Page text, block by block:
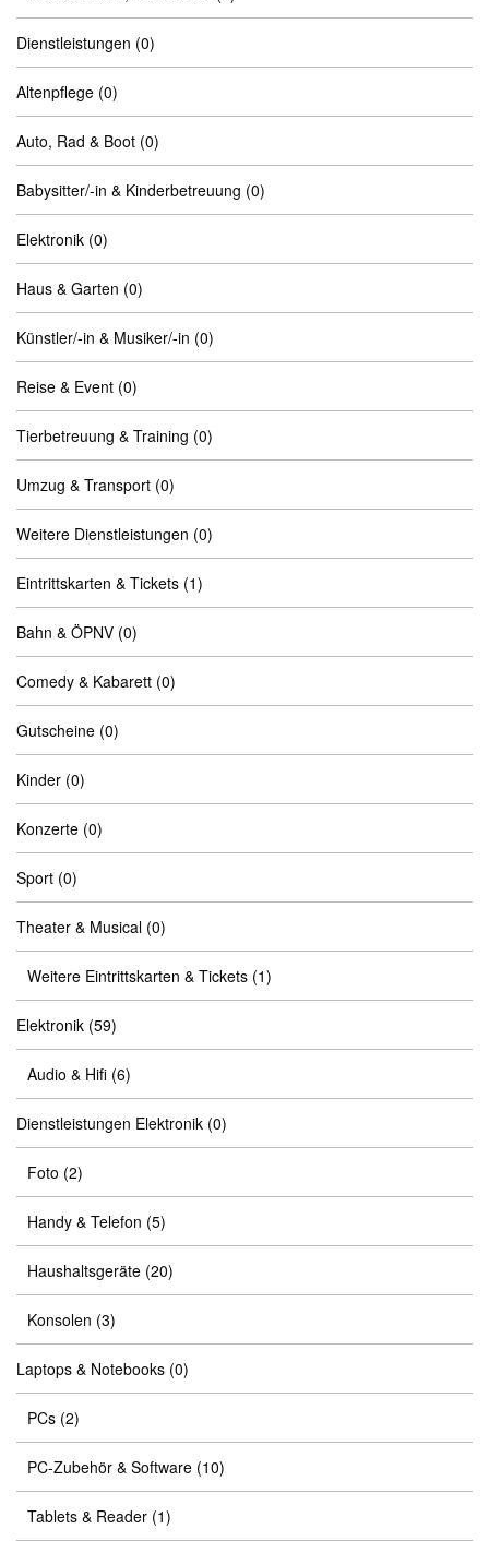
Dienstleistungen (0)
Altenpflege (0)
Auto, Rad & Boot (0)
Babysitter/-in & Kinderbetreuung (0)
Elektronik (0)
Haus & Garten (0)
Künstler/-in & Musiker/-in (0)
Reise & Event (0)
Tierbetreuung & Training (0)
Umzug & Transport (0)
Weitere Dienstleistungen (0)
Eintrittskarten & Tickets (1)
Bahn & ÖPNV (0)
Comedy & Kabarett (0)
Gutscheine (0)
Kinder (0)
Konzerte (0)
Sport (0)
Theater & Musical (0)
Weitere Eintrittskarten & Tickets (1)
Elektronik (59)
Audio & Hifi (6)
Dienstleistungen Elektronik (0)
Foto (2)
Handy & Telefon (5)
Haushaltsgeräte (20)
Konsolen (3)
Laptops & Notebooks (0)
PCs (2)
PC-Zubehör & Software (10)
Tablets & Reader (1)